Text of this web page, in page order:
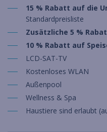
15 % Rabatt auf die
Standardpreisliste
Zusätzliche 5 %
10 % Rabatt auf
LCD-SAT-TV
Kostenloses WLAN
Außenpool
Wellness & Spa
Haustiere sind erlaubt